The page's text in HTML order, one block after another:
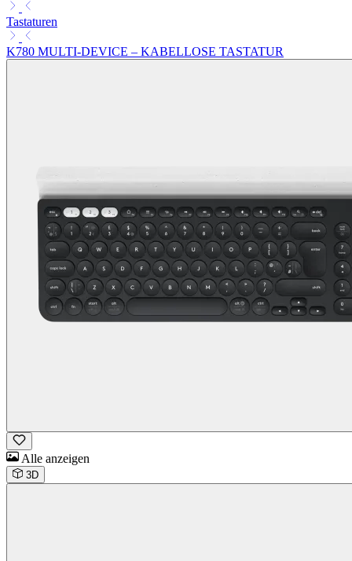
Tastaturen
K780 MULTI-DEVICE – KABELLOSE TASTATUR
Alle anzeigen
3D